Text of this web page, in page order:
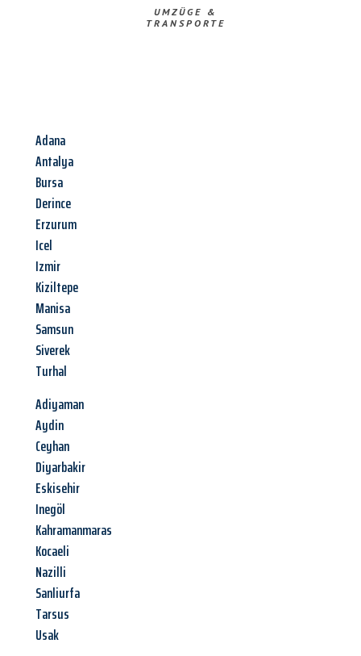
UMZÜGE &
TRANSPORTE
Adana
Antalya
Bursa
Derince
Erzurum
Icel
Izmir
Kiziltepe
Manisa
Samsun
Siverek
Turhal
Adiyaman
Aydin
Ceyhan
Diyarbakir
Eskisehir
Inegöl
Kahramanmaras
Kocaeli
Nazilli
Sanliurfa
Tarsus
Usak